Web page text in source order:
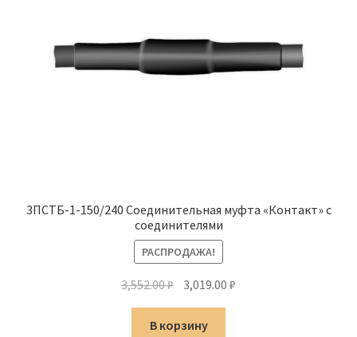
3ПСТБ-1-150/240 Соединительная муфта «Контакт» с
соединителями
РАСПРОДАЖА!
3,552.00₽ Первоначальная
составляла
3,019.00₽
В корзину